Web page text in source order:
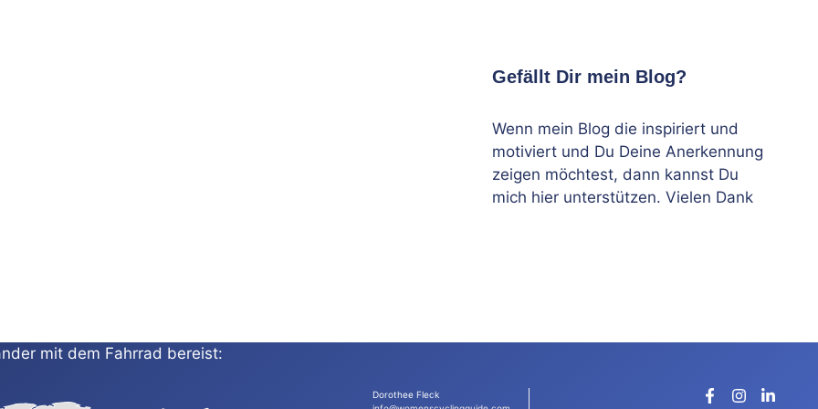
Gefällt Dir mein Blog?
Wenn mein Blog die inspiriert und
motiviert und Du Deine Anerkennung
zeigen möchtest, dann kannst Du
mich hier unterstützen. Vielen Dank
mit dem Fahrrad bereist:
Dorothee Fleck